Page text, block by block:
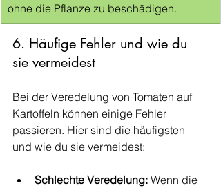
ohne die Pflanze zu beschädigen.
6. Häufige Fehler und wie du
sie vermeidest
Bei der Veredelung von Tomaten auf
Kartoffeln können einige Fehler
passieren. Hier sind die häufigsten
und wie du sie vermeidest:
Schlechte Veredelung: Wenn die